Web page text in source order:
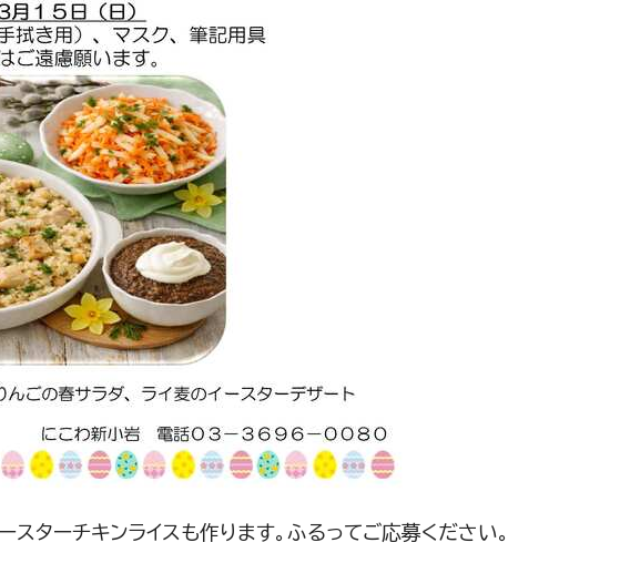
ターチキンライスも作ります。ふるってご応募ください。